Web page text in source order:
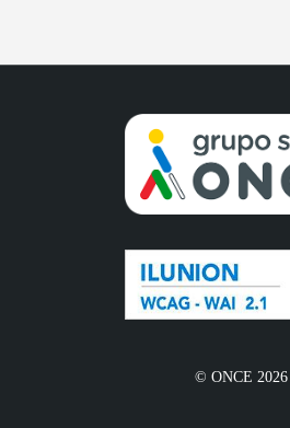
© ONCE 2026